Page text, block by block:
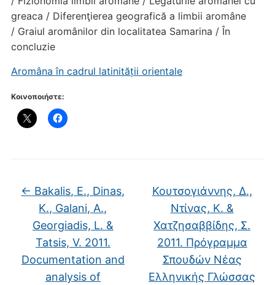
greaca / Diferenţierea geografică a limbii aromâne
/ Graiul aromânilor din localitatea Samarina / În
concluzie
Aromâna în cadrul latinității orientale
Κοινοποιήστε:
← Bakalis, E., Dinas,
Κ., Galani, Α.,
Georgiadis, L. &
Tatsis, V. 2011.
Documentation and
analysis of
Κουτσογιάννης, Δ.,
Ντίνας, Κ. &
Χατζησαββίδης, Σ.
2011. Πρόγραμμα
Σπουδών Νέας
Ελληνικής Γλώσσας